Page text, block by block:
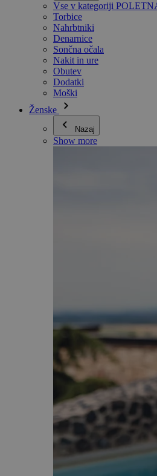
Vse v kategoriji
Torbice
Nahrbtniki
Denarnice
Sončna očala
Nakit in ure
Obutev
Dodatki
Moški
Ženske
Nazaj
Show more